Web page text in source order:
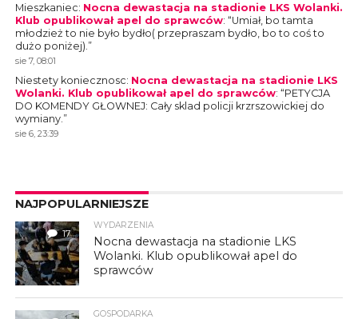
Mieszkaniec: Nocna dewastacja na stadionie LKS Wolanki.
Klub opublikował apel do sprawców: “Umiał, bo tamta
młodzież to nie było bydło( przepraszam bydło, bo to coś to
dużo poniżej). ”
sie 7, 08:01
Niestety koniecznosc: Nocna dewastacja na stadionie LKS
Wolanki. Klub opublikował apel do sprawców: “PETYCJA
DO KOMENDY GŁOWNEJ: Cały sklad policji krzrszowickiej do
wymiany. ”
sie 6, 23:39
NAJPOPULARNIEJSZE
17
WYDARZENIA
Nocna dewastacja na stadionie LKS
Wolanki. Klub opublikował apel do
sprawców
GOSPODARKA